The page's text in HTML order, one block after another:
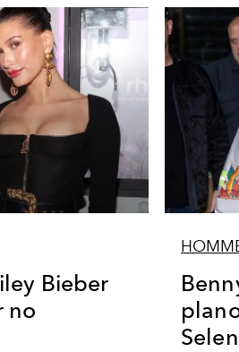
Bieber
no